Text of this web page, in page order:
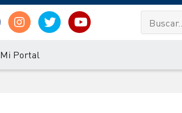
Mi Portal